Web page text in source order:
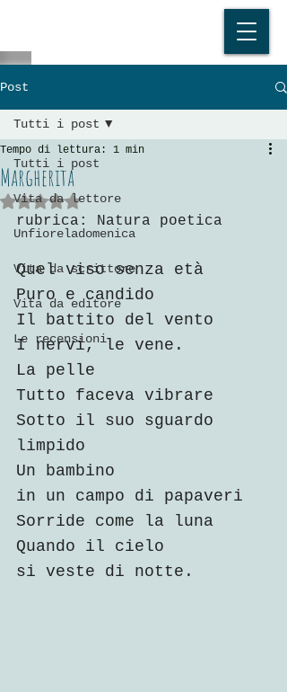
Post
Tutti i post
Vita da lettore
Unfioreladomenica
Vita da scrittore
Vita da editore
Le recensioni
Tutti i post
Margherita
Tempo di lettura: 1 min
Valutazione NaN stelle su 5.
rubrica: Natura poetica
Quel viso senza età
Puro e candido
Il battito del vento
I nervi, le vene.
La pelle
Tutto faceva vibrare
Sotto il suo sguardo
limpido
Un bambino
in un campo di papaveri
Sorride come la luna
Quando il cielo
si veste di notte.